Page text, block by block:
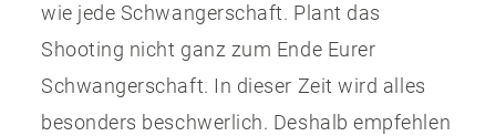
wie jede Schwangerschaft. Plant das
Shooting nicht ganz zum Ende Eurer
Schwangerschaft. In dieser Zeit wird alles
besonders beschwerlich. Deshalb empfehlen